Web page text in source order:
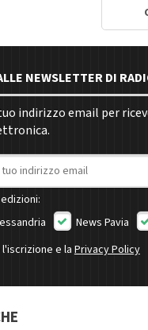
NEWSLETTER DI
indirizzo email per
News Pavia
e laPrivacy Policy